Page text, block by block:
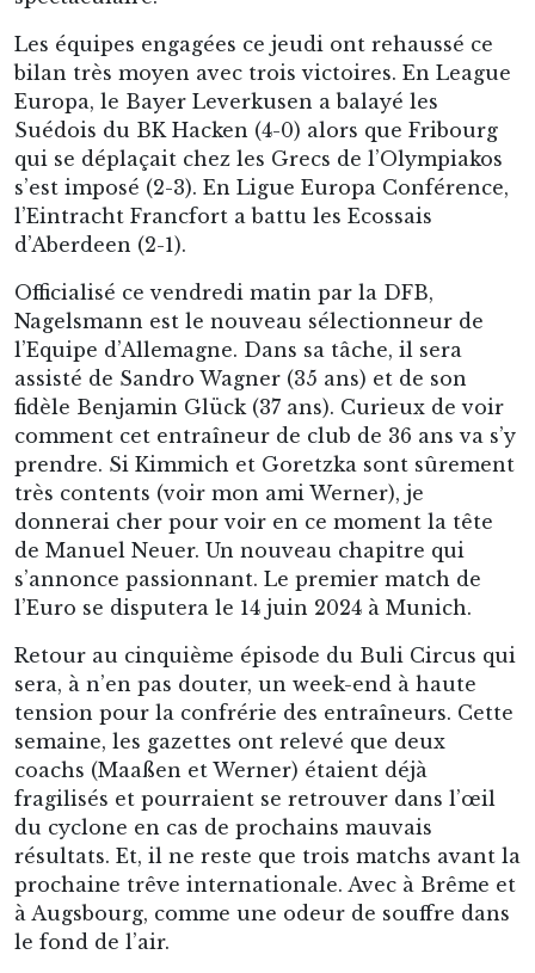
Les équipes engagées ce jeudi ont rehaussé ce
bilan très moyen avec trois victoires. En League
Europa, le Bayer Leverkusen a balayé les
Suédois du BK Hacken (4-0) alors que Fribourg
qui se déplaçait chez les Grecs de l’Olympiakos
s’est imposé (2-3). En Ligue Europa Conférence,
l’Eintracht Francfort a battu les Ecossais
d’Aberdeen (2-1).
Officialisé ce vendredi matin par la DFB,
Nagelsmann est le nouveau sélectionneur de
l’Equipe d’Allemagne. Dans sa tâche, il sera
assisté de Sandro Wagner (35 ans) et de son
fidèle Benjamin Glück (37 ans). Curieux de voir
comment cet entraîneur de club de 36 ans va s’y
prendre. Si Kimmich et Goretzka sont sûrement
très contents (voir mon ami Werner), je
donnerai cher pour voir en ce moment la tête
de Manuel Neuer. Un nouveau chapitre qui
s’annonce passionnant. Le premier match de
l’Euro se disputera le 14 juin 2024 à Munich.
Retour au cinquième épisode du Buli Circus qui
sera, à n’en pas douter, un week-end à haute
tension pour la confrérie des entraîneurs. Cette
semaine, les gazettes ont relevé que deux
coachs (Maaßen et Werner) étaient déjà
fragilisés et pourraient se retrouver dans l’œil
du cyclone en cas de prochains mauvais
résultats. Et, il ne reste que trois matchs avant la
prochaine trêve internationale. Avec à Brême et
à Augsbourg, comme une odeur de souffre dans
le fond de l’air.